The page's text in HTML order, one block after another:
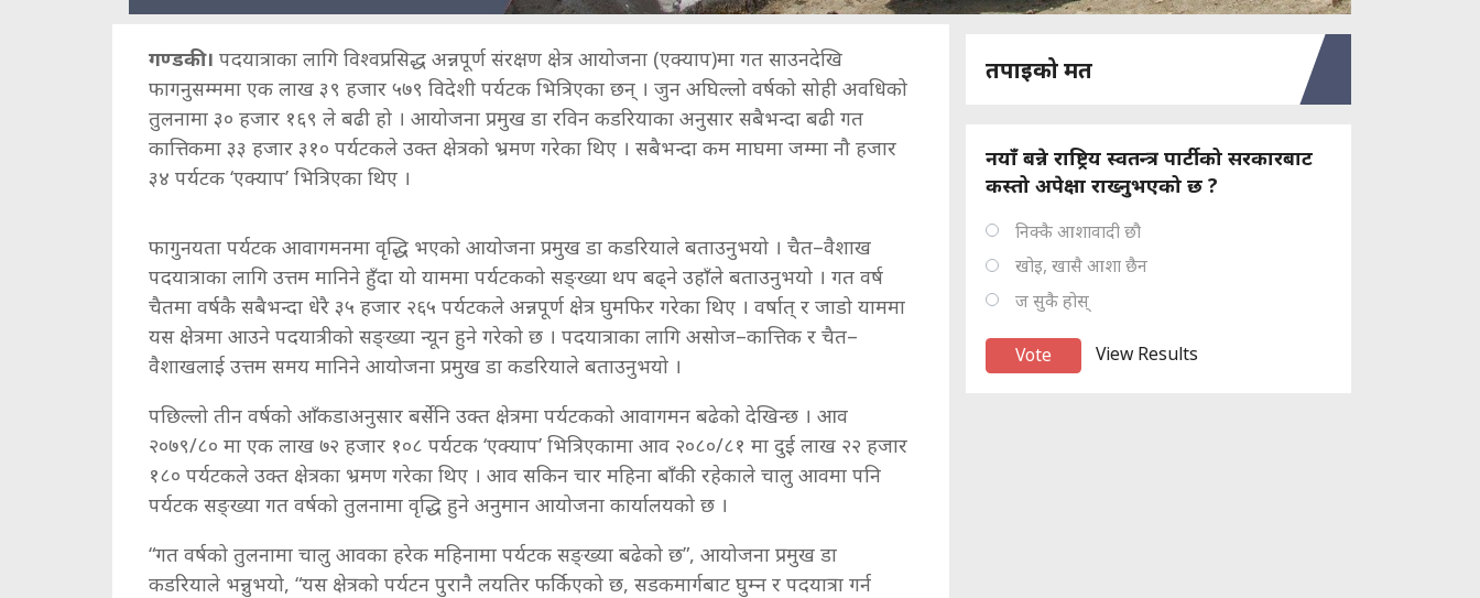
गण्डकी । पदयात्राका लागि विश्वप्रसिद्ध अन्नपूर्ण संरक्षण क्षेत्र आयोजना (एक्याप)मा गत साउनदेखि
फागनुसम्ममा एक लाख ३९ हजार ५७९ विदेशी पर्यटक भित्रिएका छन् । जुन अघिल्लो वर्षको सोही अवधिको
तुलनामा ३० हजार १६९ ले बढी हो । आयोजना प्रमुख डा रविन कडरियाका अनुसार सबैभन्दा बढी गत
कात्तिकमा ३३ हजार ३१० पर्यटकले उक्त क्षेत्रको भ्रमण गरेका थिए । सबैभन्दा कम माघमा जम्मा नौ हजार
३४ पर्यटक ‘एक्याप’ भित्रिएका थिए ।
फागुनयता पर्यटक आवागमनमा वृद्धि भएको आयोजना प्रमुख डा कडरियाले बताउनुभयो । चैत–वैशाख
पदयात्राका लागि उत्तम मानिने हुँदा यो याममा पर्यटकको सङ्ख्या थप बढ्ने उहाँले बताउनुभयो । गत वर्ष
चैतमा वर्षकै सबैभन्दा धेरै ३५ हजार २६५ पर्यटकले अन्नपूर्ण क्षेत्र घुमफिर गरेका थिए । वर्षात् र जाडो याममा
यस क्षेत्रमा आउने पदयात्रीको सङ्ख्या न्यून हुने गरेको छ । पदयात्राका लागि असोज–कात्तिक र चैत–
वैशाखलाई उत्तम समय मानिने आयोजना प्रमुख डा कडरियाले बताउनुभयो ।
पछिल्लो तीन वर्षको आँकडाअनुसार बर्सेनि उक्त क्षेत्रमा पर्यटकको आवागमन बढेको देखिन्छ । आव
२०७९/८० मा एक लाख ७२ हजार १०८ पर्यटक ‘एक्याप’ भित्रिएकामा आव २०८०/८१ मा दुई लाख २२ हजार
१८० पर्यटकले उक्त क्षेत्रका भ्रमण गरेका थिए । आव सकिन चार महिना बाँकी रहेकाले चालु आवमा पनि
पर्यटक सङ्ख्या गत वर्षको तुलनामा वृद्धि हुने अनुमान आयोजना कार्यालयको छ ।
“गत वर्षको तुलनामा चालु आवका हरेक महिनामा पर्यटक सङ्ख्या बढेको छ”, आयोजना प्रमुख डा
कडरियाले भन्नुभयो, “यस क्षेत्रको पर्यटन पुरानै लयतिर फर्किएको छ, सडकमार्गबाट घुम्न र पदयात्रा गर्न
तपाइको मत
नयाँ बन्ने राष्ट्रिय स्वतन्त्र पार्टीको सरकारबाट
कस्तो अपेक्षा राख्नुभएको छ ?
निक्कै आशावादी छौ
खोइ, खासै आशा छैन
ज सुकै होस्
View Results